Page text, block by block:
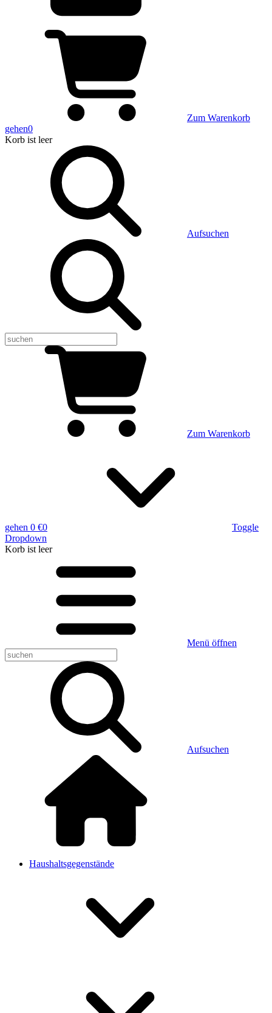
Zum Warenkorb
gehen0
Korb ist leer
Aufsuchen
Zum Warenkorb
gehen 0 €0
Toggle
Dropdown
Korb ist leer
Menü öffnen
Aufsuchen
Haushaltsgegenstände